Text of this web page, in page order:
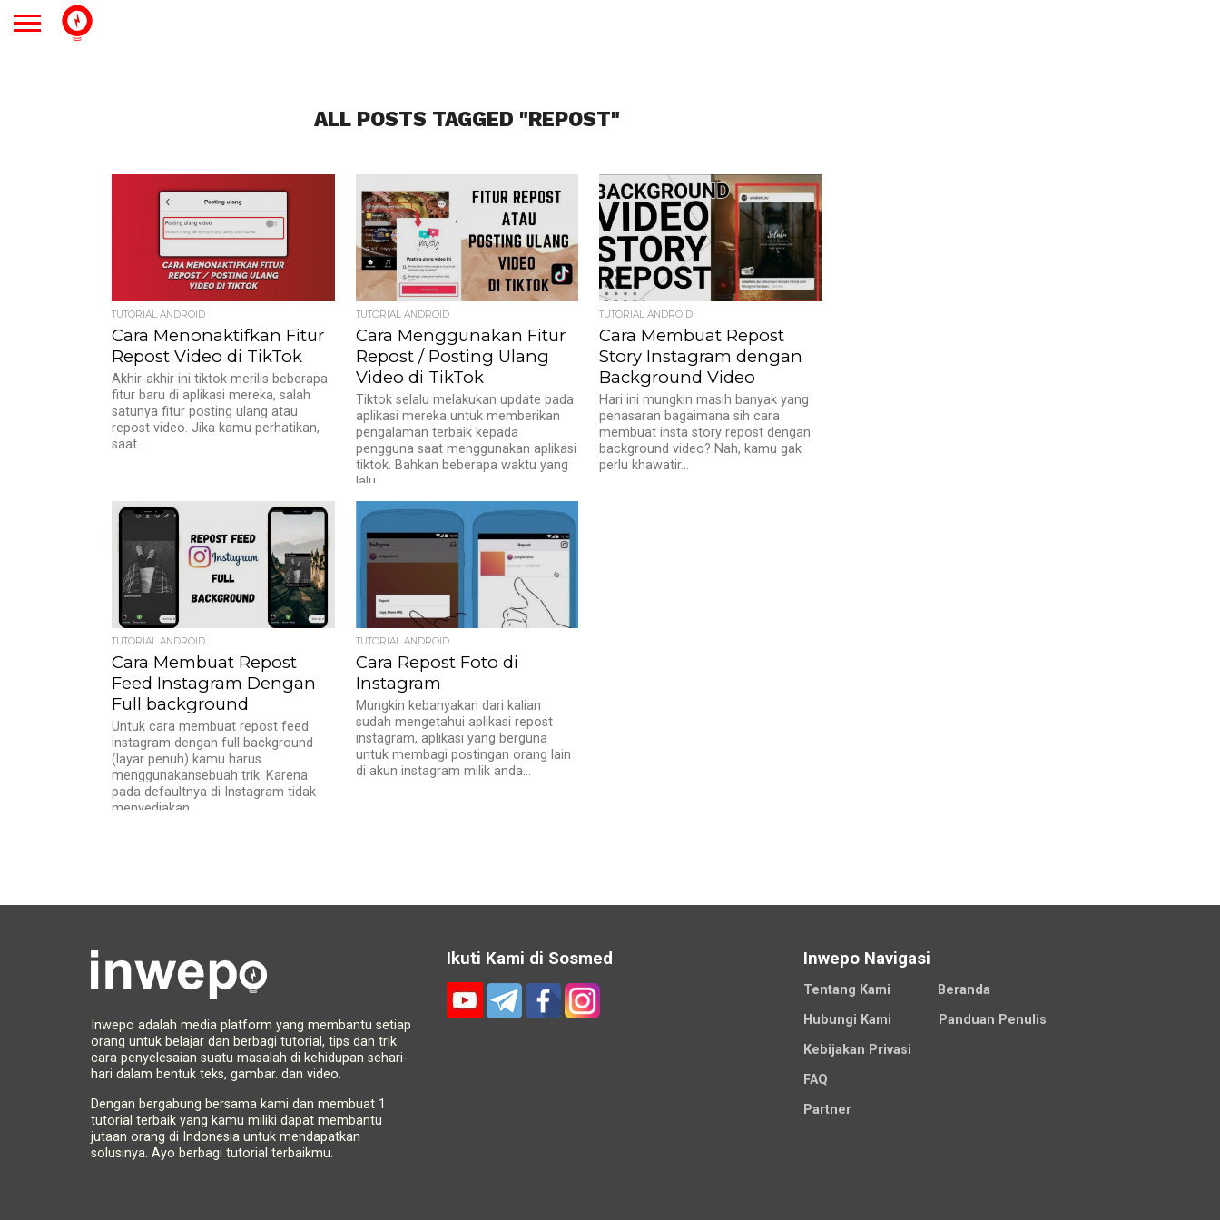
ALL POSTS TAGGED "REPOST"
TUTORIAL ANDROID
Cara Menonaktifkan Fitur
Repost Video di TikTok
Akhir-akhir ini tiktok merilis beberapa
fitur baru di aplikasi mereka, salah
satunya fitur posting ulang atau
repost video. Jika kamu perhatikan,
saat...
TUTORIAL ANDROID
Cara Menggunakan Fitur
Repost / Posting Ulang
Video di TikTok
Tiktok selalu melakukan update pada
aplikasi mereka untuk memberikan
pengalaman terbaik kepada
pengguna saat menggunakan aplikasi
tiktok. Bahkan beberapa waktu yang
lalu,...
TUTORIAL ANDROID
Cara Membuat Repost
Story Instagram dengan
Background Video
Hari ini mungkin masih banyak yang
penasaran bagaimana sih cara
membuat insta story repost dengan
background video? Nah, kamu gak
perlu khawatir...
TUTORIAL ANDROID
Cara Membuat Repost
Feed Instagram Dengan
Full background
Untuk cara membuat repost feed
instagram dengan full background
(layar penuh) kamu harus
menggunakansebuah trik. Karena
pada defaultnya di Instagram tidak
menyediakan...
TUTORIAL ANDROID
Cara Repost Foto di
Instagram
Mungkin kebanyakan dari kalian
sudah mengetahui aplikasi repost
instagram, aplikasi yang berguna
untuk membagi postingan orang lain
di akun instagram milik anda...
Inwepo adalah media platform yang membantu setiap
orang untuk belajar dan berbagi tutorial, tips dan trik
cara penyelesaian suatu masalah di kehidupan sehari-
hari dalam bentuk teks, gambar. dan video.
Dengan bergabung bersama kami dan membuat 1
tutorial terbaik yang kamu miliki dapat membantu
jutaan orang di Indonesia untuk mendapatkan
solusinya. Ayo berbagi tutorial terbaikmu.
Ikuti Kami di Sosmed Inwepo Navigasi
Tentang Kami
Beranda
Hubungi Kami
Panduan Penulis
Kebijakan Privasi
FAQ
Partner